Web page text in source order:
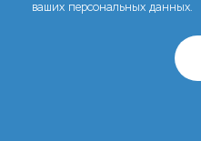
ваших персональных данных.